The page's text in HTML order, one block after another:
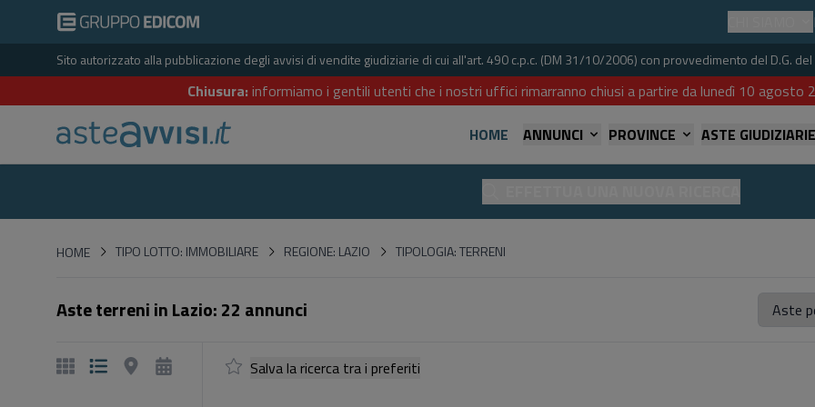
Sito autorizzato alla pubblicazione degli avvisi di vendite giudiziarie di cui all'art. 490 c.p.c. (DM 31/10/2006) con provvedimento del D.G.
Chiusura: informiamo i gentili utenti che i nostri uffici rimarranno chiusi a partire da lunedì 10
HOME
ANNUNCI PROVINCE ASTE GIUDIZIARIE
HOMEHOMETIPO LOTTO: IMMOBILIARE REGIONE: LAZIO TIPOLOGIA: TERRENI
Aste terreni in Lazio: 22 annunci
Salva la ricerca tra i preferiti